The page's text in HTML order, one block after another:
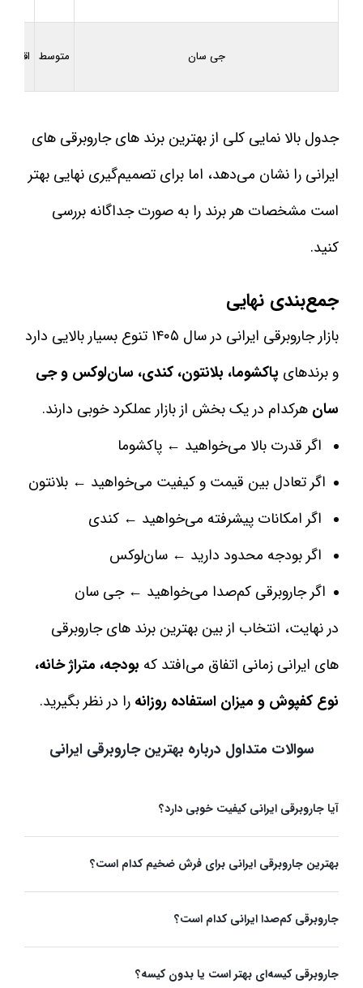
جی سان متوسط
جدول بالا نمایی کلی از بهترین برند های جاروبرقی های
ایرانی را نشان می‌دهد، اما برای تصمیم‌گیری نهایی بهتر
است مشخصات هر برند را به صورت جداگانه بررسی
کنید.
جمع‌بندی نهایی
بازار جاروبرقی ایرانی در سال ۱۴۰۵ تنوع بسیار بالایی دارد
و برندهای پاکشوما، بلانتون، کندی، سان‌لوکس و جی
سان هرکدام در یک بخش از بازار عملکرد خوبی دارند.
اگر قدرت بالا می‌خواهید ← پاکشوما
اگر تعادل بین قیمت و کیفیت می‌خواهید ← بلانتون
اگر امکانات پیشرفته می‌خواهید ← کندی
اگر بودجه محدود دارید ← سان‌لوکس
اگر جاروبرقی کم‌صدا می‌خواهید ← جی سان
در نهایت، انتخاب از بین بهترین برند های جاروبرقی
های ایرانی زمانی اتفاق می‌افتد که بودجه، متراژ خانه،
نوع کفپوش و میزان استفاده روزانه را در نظر بگیرید.
سوالات متداول درباره بهترین جاروبرقی ایرانی
آیا جاروبرقی ایرانی کیفیت خوبی دارد؟
بهترین جاروبرقی ایرانی برای فرش ضخیم کدام است؟
جاروبرقی کم‌صدا ایرانی کدام است؟
جاروبرقی کیسه‌ای بهتر است یا بدون کیسه؟